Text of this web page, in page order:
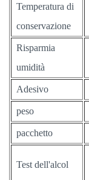
Temperatura di
conservazione
Risparmia
umidità
Adesivo
peso
pacchetto
Test dell'alcol